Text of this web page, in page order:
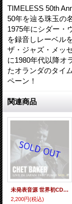
TIMELESS 50th
50年を辿る珠玉の
1975年にシダー・
を録音しレーベル
ザ・ジャズ・メッ
に1980年代以降オ
たオランダのタイ
ペーン！
関連商品
未発表音源 世界初CD化！ CHET BAKER チェット・ベイカー / ライヴ・イン・ジャパン〜1987福井Vol.1 [CD]] (SOLID/TIMELESS)
2,200円(税込)